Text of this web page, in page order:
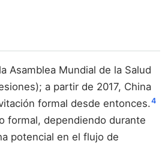
Asamblea Mundial de la Salud
a partir de 2017, China
formal desde entonces.4
formal, dependiendo durante
potencial en el flujo de